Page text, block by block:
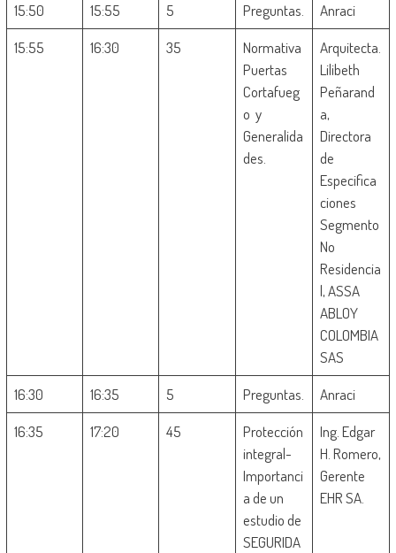
15:50
15:55 5 Preguntas.
Anraci
15:55
16:30 35
Normativa
Puertas
Cortafueg
o y
Generalida
des.
Arquitecta.
Lilibeth
Peñarand
a,
Directora
de
Especifica
ciones
Segmento
No
Residencia
l, ASSA
ABLOY
COLOMBIA
SAS
16:30
16:35 5 Preguntas.
Anraci
16:35
17:20 45
Protección
integral-
Importanci
a de un
estudio de
SEGURIDA
Ing. Edgar
H. Romero,
Gerente
EHR SA.